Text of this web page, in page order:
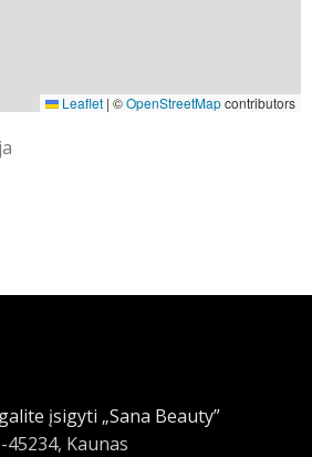
Leaflet | ©OpenStreetMapcontributors
įsigyti „Sana Beauty”
Kaunas